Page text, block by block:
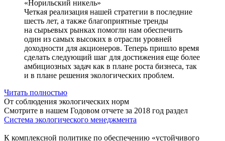
«Норильский никель»
Четкая реализация нашей стратегии в последние
шесть лет, а также благоприятные тренды
на сырьевых рынках помогли нам обеспечить
один из самых высоких в отрасли уровней
доходности для акционеров. Теперь пришло время
сделать следующий шаг для достижения еще более
амбициозных задач как в плане роста бизнеса, так
и в плане решения экологических проблем.
Читать полностью
От соблюдения экологических норм
Смотрите в нашем Годовом отчете за 2018 год раздел
Система экологического менеджмента
К комплексной политике по обеспечению «устойчивого